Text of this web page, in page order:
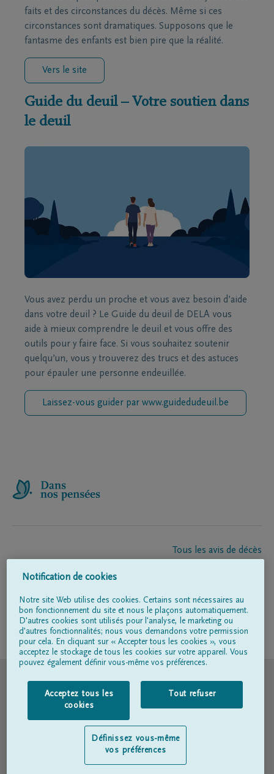
faits et des circonstances du décès. Même si ces
circonstances sont dramatiques. Supposons que le
fantasme des enfants est bien pire que la réalité.
Vers le site
Guide du deuil – Votre soutien dans
le deuil
Vous avez perdu un proche et vous avez besoin d’aide
dans votre deuil ? Le Guide du deuil de DELA vous
aide à mieux comprendre le deuil et vous offre des
outils pour y faire face. Si vous souhaitez soutenir
quelqu’un, vous y trouverez des trucs et des astuces
pour épauler une personne endeuillée.
Laissez-vous guider par www.guidedudeuil.be
Tous les avis de décès
Entrepreneur de pompes funèbres
Suivez-nous sur
Conditions d'utilisation
Déclaration relative à la vie privée
Déclaration d’accessibilité
Notification de cookies
Notre site Web utilise des cookies. Certains sont nécessaires au
bon fonctionnement du site et nous le plaçons automatiquement.
D'autres cookies sont utilisés pour l'analyse, le marketing ou
d'autres fonctionnalités; nous vous demandons votre permission
pour cela. En cliquant sur « Accepter tous les cookies », vous
acceptez le stockage de tous les cookies sur votre appareil. Vous
pouvez également définir vous-même vos préférences.
Acceptez tous les
cookies
Tout refuser
Définissez vous-même
vos préférences